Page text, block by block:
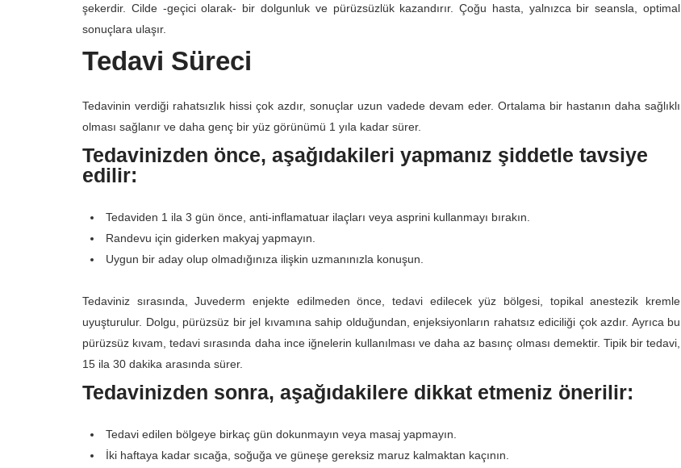
şekerdir. Cilde -geçici olarak- bir dolgunluk ve pürüzsüzlük kazandırır. Çoğu hasta, yalnızca bir seansla, optimal
sonuçlara ulaşır.
Tedavi Süreci
Tedavinin verdiği rahatsızlık hissi çok azdır, sonuçlar uzun vadede devam eder. Ortalama bir hastanın daha sağlıklı
olması sağlanır ve daha genç bir yüz görünümü 1 yıla kadar sürer.
Tedavinizden önce, aşağıdakileri yapmanız şiddetle tavsiye
edilir:
Tedaviden 1 ila 3 gün önce, anti-inflamatuar ilaçları veya asprini kullanmayı bırakın.
Randevu için giderken makyaj yapmayın.
Uygun bir aday olup olmadığınıza ilişkin uzmanınızla konuşun.
Tedaviniz sırasında, Juvederm enjekte edilmeden önce, tedavi edilecek yüz bölgesi, topikal anestezik kremle
uyuşturulur. Dolgu, pürüzsüz bir jel kıvamına sahip olduğundan, enjeksiyonların rahatsız ediciliği çok azdır. Ayrıca bu
pürüzsüz kıvam, tedavi sırasında daha ince iğnelerin kullanılması ve daha az basınç olması demektir. Tipik bir tedavi,
15 ila 30 dakika arasında sürer.
Tedavinizden sonra, aşağıdakilere dikkat etmeniz önerilir:
Tedavi edilen bölgeye birkaç gün dokunmayın veya masaj yapmayın.
İki haftaya kadar sıcağa, soğuğa ve güneşe gereksiz maruz kalmaktan kaçının.